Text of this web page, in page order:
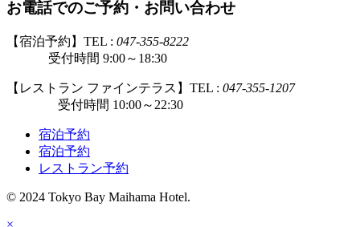
お電話でのご予約・お問い合わせ
【宿泊予約】TEL : 047-355-8222
受付時間 9:00～18:30
【レストラン ファインテラス】TEL : 047-355-1207
受付時間 10:00～22:30
宿泊予約
宿泊予約
レストラン予約
© 2024 Tokyo Bay Maihama Hotel.
×